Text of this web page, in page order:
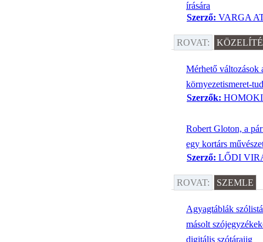
írására
Szerző: VARGA
ROVAT:
Mérhető változások
környezetismeret-
Szerzők:
Robert Gloton, a
egy kortárs
Szerző: LŐDI
ROVAT: SZEMLE
Agyagtáblák
másolt
digitális szótáraiig